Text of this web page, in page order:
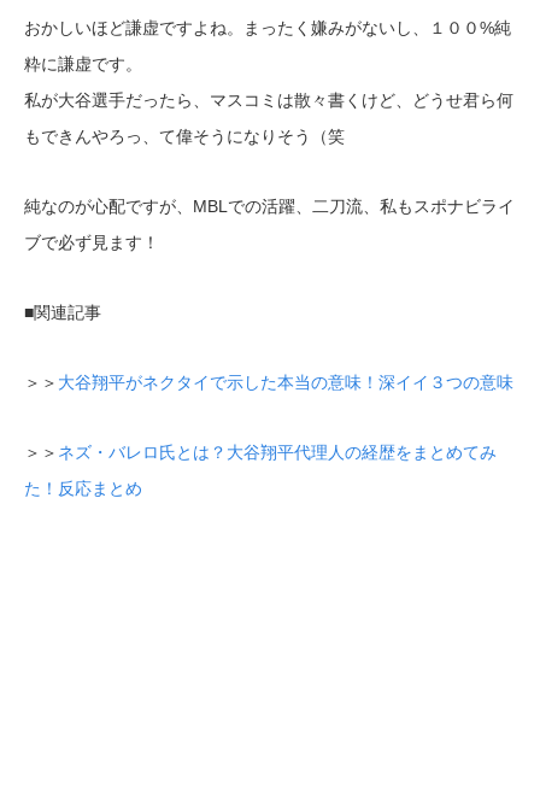
おかしいほど謙虚ですよね。まったく嫌みがないし、１００%純
粋に謙虚です。
私が大谷選手だったら、マスコミは散々書くけど、どうせ君ら何
もできんやろっ、て偉そうになりそう（笑
純なのが心配ですが、MBLでの活躍、二刀流、私もスポナビライ
ブで必ず見ます！
■関連記事
＞＞ 大谷翔平がネクタイで示した本当の意味！深イイ３つの意味
＞＞ ネズ・バレロ氏とは？大谷翔平代理人の経歴をまとめてみ
た！反応まとめ